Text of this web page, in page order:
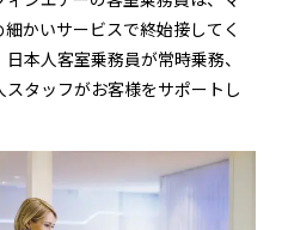
かいサービスで終始接してく
本人客室乗務員が常時乗務、
タッフがお客様をサポートし